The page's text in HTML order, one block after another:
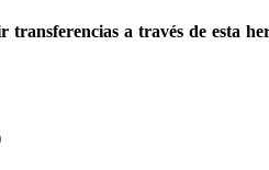
transferencias a través de